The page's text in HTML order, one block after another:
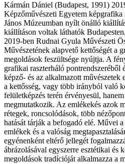
Kármán Dániel (Budapest, 1991)
Képzőművészeti Egyetem képgrafika
János Múzeumban nyílt önálló
kiállításon voltak láthatók
2019-ben Rudnai Gyula Művészeti
Művészetének alapvető kettőségét a
megoldások feszültsége nyújtja. A
grafikai raszterháló pontrendszeréből
képző- és az alkalmazott művészetek
a kettősség, vagy több irányból való
felületképzés terén érvényesül,
megmutatkozik. Az emlékekés azok
rétegek, roncsolódások, több
hatását tárják a befogadó elé. Művei
emlékek és a valóság
egyénenként eltérő jellegét
ábrázolásával egyszerre esztétikai és
megoldások tradícióját alkalmazza a